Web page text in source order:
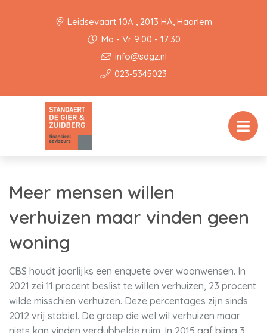
Leidsevaart 10A , 2013 HA, Haarlem
Ma - Vr 9:00 - 17:30
info@sdgz.nl
023-5345023
Meer mensen willen
verhuizen maar vinden geen
woning
CBS houdt jaarlijks een enquete over woonwensen. In
2021 zei 11 procent beslist te willen verhuizen, 23 procent
wilde misschien verhuizen. Deze percentages zijn sinds
2012 vrij stabiel. De groep die wel wil verhuizen maar
niets kan vinden verdubbelde ruim. In 2015 gaf bijna 3